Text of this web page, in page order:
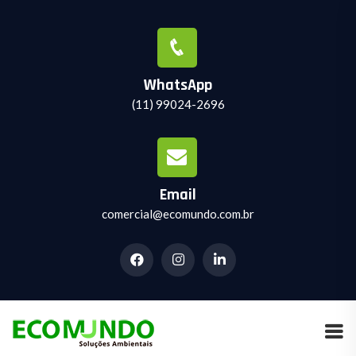
WhatsApp
(11) 99024-2696
Email
comercial@ecomundo.com.br